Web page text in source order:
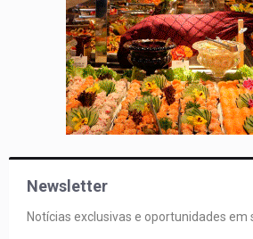
Newsletter
Notícias exclusivas e oportunidades em